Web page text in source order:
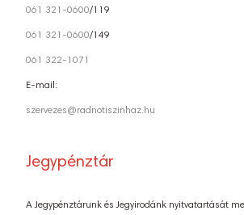
061 321-0600/119
061 321-0600/149
061 322-1071
E-mail:
szervezes@radnotiszinhaz.hu
Jegypénztár
A Jegypénztárunk és Jegyirodánk nyitvatartását